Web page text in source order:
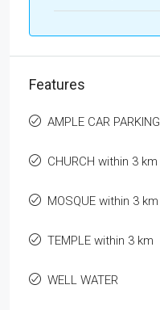
Features
AMPLE CAR PARKING
CHURCH within 3 km
MOSQUE within 3 km
TEMPLE within 3 km
WELL WATER